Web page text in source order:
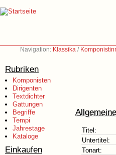
Navigation: Klassika /
Rubriken
Komponisten
Dirigenten
Textdichter
Gattungen
Begriffe
Tempi
Jahrestage
Kataloge
Einkaufen
Titel:
Untertitel:
Tonart: